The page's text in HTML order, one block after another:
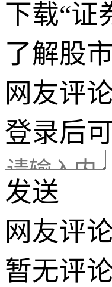
下载“证
了解股
网友评
登录后
发送
网友评
暂无评